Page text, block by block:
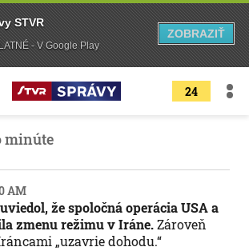
24
minúte
AM
že spoločná operácia USA a
zmenu režimu v Iráne.Zároveň
„uzavrie dohodu.“
STVR
- V Google Play
ZOBRAZIŤ